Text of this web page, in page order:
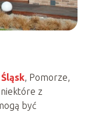
, Pomorze,
z
być